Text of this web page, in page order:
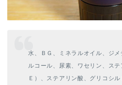
水、ＢＧ、ミネラルオイル、ジ
ルコール、尿素、ワセリン、ス
Ｅ）、ステアリン酸、グリコシ